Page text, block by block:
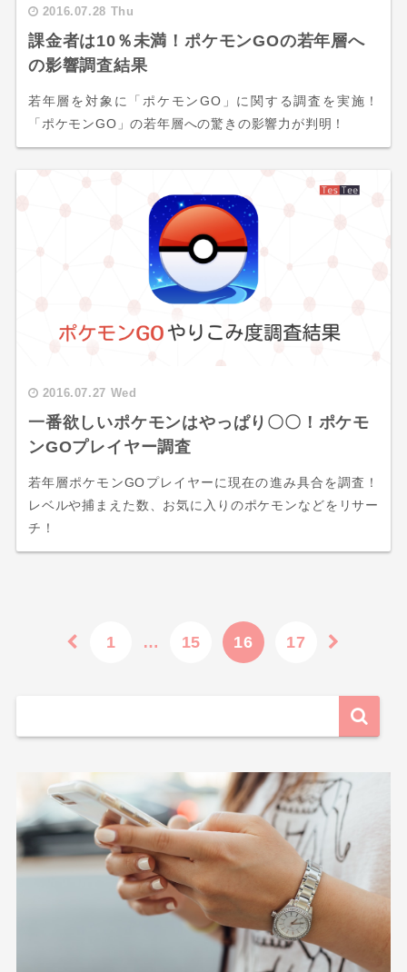
2016.07.28 Thu
課金者は10％未満！ポケモンGOの若年層へ
の影響調査結果
若年層を対象に「ポケモンGO」に関する調査を実施！
「ポケモンGO」の若年層への驚きの影響力が判明！
2016.07.27 Wed
一番欲しいポケモンはやっぱり〇〇！ポケモ
ンGOプレイヤー調査
若年層ポケモンGOプレイヤーに現在の進み具合を調査！
レベルや捕まえた数、お気に入りのポケモンなどをリサー
チ！
1 … 15 16 17